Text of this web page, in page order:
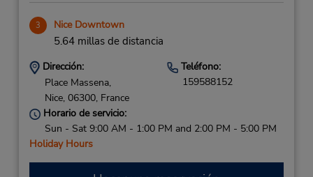
3 Nice Downtown
5.64 millas de distancia
Dirección:
Place Massena,
Nice, 06300, France
Teléfono:
159588152
Horario de servicio:
Sun - Sat 9:00 AM - 1:00 PM and 2:00 PM - 5:00 PM
Holiday Hours